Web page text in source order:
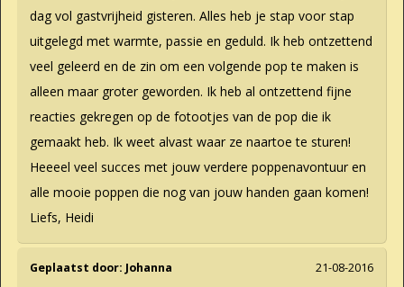
dag vol gastvrijheid gisteren. Alles heb je stap voor stap
uitgelegd met warmte, passie en geduld. Ik heb ontzettend
veel geleerd en de zin om een volgende pop te maken is
alleen maar groter geworden. Ik heb al ontzettend fijne
reacties gekregen op de fotootjes van de pop die ik
gemaakt heb. Ik weet alvast waar ze naartoe te sturen!
Heeeel veel succes met jouw verdere poppenavontuur en
alle mooie poppen die nog van jouw handen gaan komen!
Liefs, Heidi
21-08-2016
Geplaatst door: Johanna